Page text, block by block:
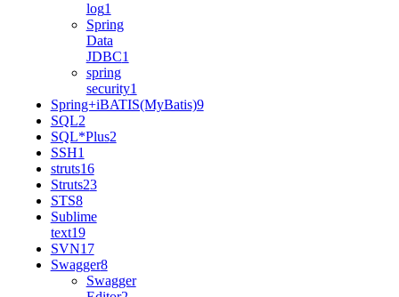
log1
Spring
Data
JDBC1
spring
security1
Spring+iBATIS(MyBatis)9
SQL2
SQL*Plus2
SSH1
struts16
Struts23
STS8
Sublime
text19
SVN17
Swagger8
Swagger